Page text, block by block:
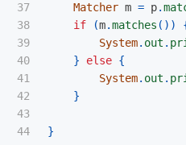
37
38
39
40
41
42
43
Matcher m = p.
if
(m.matches ())
System. out .
}
else {
System. out .
}
}